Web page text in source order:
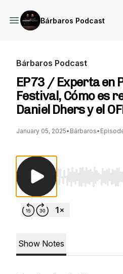
Bárbaros Podcast
Bárbaros Podcast
EP73 / Experta en
Festival, Cómo es
Daniel Dhers y el
January 05, 2025• Bárbaros•
Use Left/Right
Show Notes